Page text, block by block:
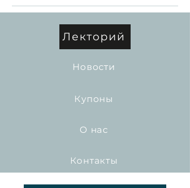
Лекторий
Новости
Купоны
О нас
Контакты